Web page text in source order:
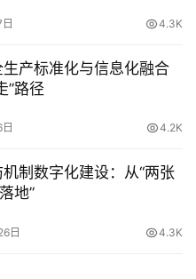
4.3K
产标准化与信息化融合
”路径
4.2K
制数字化建设：从“两张
地”
日 4.3K